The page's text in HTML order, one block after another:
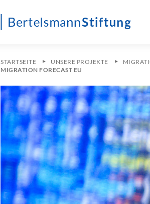
STARTSEITE UNSERE PROJEKTE
MIGRATION FORECAST EU